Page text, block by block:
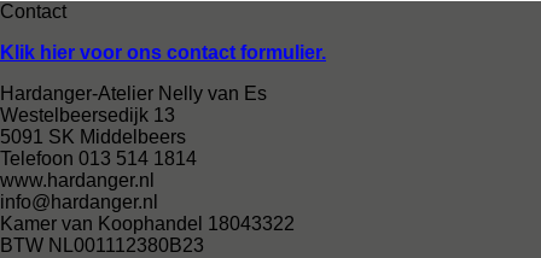
Contact
Klik hier voor ons contact formulier.
Hardanger-Atelier Nelly van Es
Westelbeersedijk 13
5091 SK Middelbeers
Telefoon 013 514 1814
www.hardanger.nl
info@hardanger.nl
Kamer van Koophandel 18043322
BTW NL001112380B23